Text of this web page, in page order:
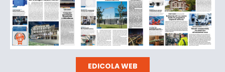
EDICOLA WEB